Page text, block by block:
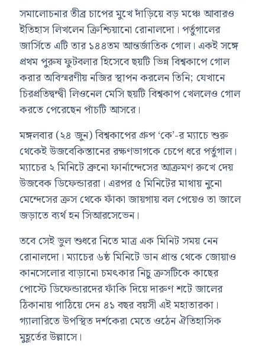
সমালোচনার তীব্র চাপের মুখে দাঁড়িয়ে বড় মঞ্চে আবারও
ইতিহাস লিখলেন ক্রিশ্চিয়ানো রোনালদো। পর্তুগালের
জার্সিতে এটি তার ১৪৪তম আন্তর্জাতিক গোল। একই সঙ্গে
প্রথম পুরুষ ফুটবলার হিসেবে ছয়টি ভিন্ন বিশ্বকাপে গোল
করার অবিস্মরণীয় নজির স্থাপন করলেন তিনি; যেখানে
চিরপ্রতিদ্বন্দ্বী লিওনেল মেসি ছয়টি বিশ্বকাপ খেললেও গোল
করতে পেরেছেন পাঁচটি আসরে।
মঙ্গলবার (২৪ জুন) বিশ্বকাপের গ্রুপ ‘কে’-র ম্যাচে শুরু
থেকেই উজবেকিস্তানের রক্ষণভাগকে চেপে ধরে পর্তুগাল।
ম্যাচের ২ মিনিটে ব্রুনো ফার্নান্দেসের আক্রমণ রুখে দেয়
উজবেক ডিফেন্ডাররা। এরপর ৫ মিনিটের মাথায় নুনো
মেন্দেসের ক্রস থেকে ফাঁকা জায়গায় বল পেয়েও তা জালে
জড়াতে ব্যর্থ হন সিআরসেভেন।
তবে সেই ভুল শুধরে নিতে মাত্র এক মিনিট সময় নেন
রোনালদো। ম্যাচের ৬ষ্ঠ মিনিটে ডান প্রান্ত থেকে জোয়াও
কানসেলোর বাড়ানো চমৎকার নিচু ক্রসটিকে কাছের
পোস্টে ডিফেন্ডারদের ফাঁকি দিয়ে দারুণ শটে জালের
ঠিকানায় পাঠিয়ে দেন ৪১ বছর বয়সী এই মহাতারকা।
গ্যালারিতে উপস্থিত দর্শকেরা মেতে ওঠেন ঐতিহাসিক
মুহূর্তের উল্লাসে।